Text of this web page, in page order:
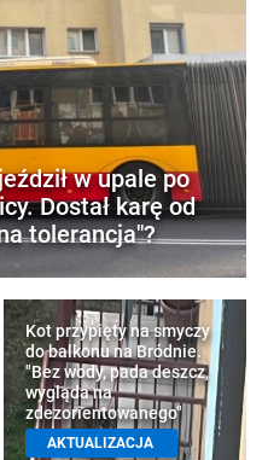
w upale po
Dostał karę od
tolerancja"?
Kot przypięty na smyczy
do balkonu na Bródnie.
"Bez wody, pada deszcz,
wygląda na
zdezorientowanego"
AKTUALIZACJA